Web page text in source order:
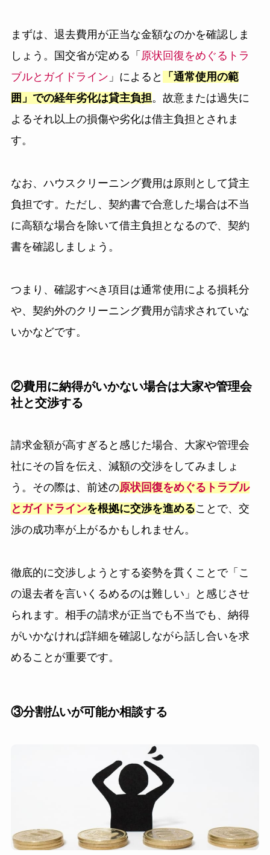
まずは、退去費用が正当な金額なのかを確認しま
しょう。国交省が定める「 原状回復をめぐるトラ
ブルとガイドライン 」によると
「通常使用の範
囲」での経年劣化は貸主負担。故意または過失に
よるそれ以上の損傷や劣化は借主負担とされま
す。
なお、ハウスクリーニング費用は原則として貸主
負担です。ただし、契約書で合意した場合は不当
に高額な場合を除いて借主負担となるので、契約
書を確認しましょう。
つまり、確認すべき項目は通常使用による損耗分
や、契約外のクリーニング費用が請求されていな
いかなどです。
②費用に納得がいかない場合は大家や管理会
社と交渉する
請求金額が高すぎると感じた場合、大家や管理会
社にその旨を伝え、減額の交渉をしてみましょ
う。その際は、前述の原状回復をめぐるトラブル
とガイドラインを根拠に交渉を進めることで、交
渉の成功率が上がるかもしれません。
徹底的に交渉しようとする姿勢を貫くことで「こ
の退去者を言いくるめるのは難しい」と感じさせ
られます。相手の請求が正当でも不当でも、納得
がいかなければ詳細を確認しながら話し合いを求
めることが重要です。
③分割払いが可能か相談する